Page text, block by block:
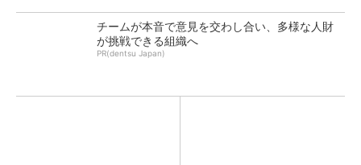
チームが本音で意見を交わし合い、多様な人財
が挑戦できる組織へ
PR(dentsu Japan)